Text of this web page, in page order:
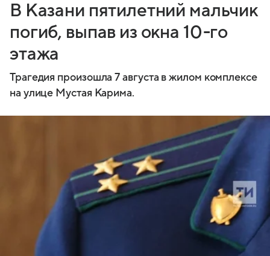
В Казани пятилетний мальчик
погиб, выпав из окна 10-го
этажа
Трагедия произошла 7 августа в жилом комплексе
на улице Мустая Карима.